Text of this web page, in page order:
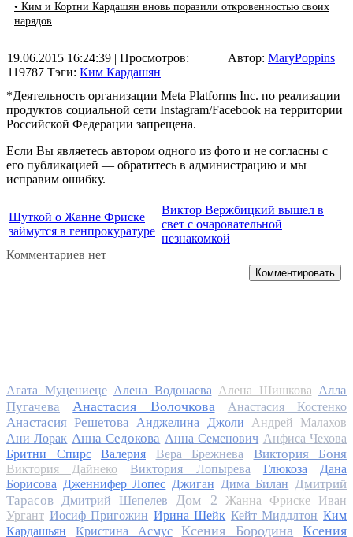
• Ким и Кортни Кардашян вновь поразили откровенностью своих
нарядов
19.06.2015 16:24:39 | Просмотров:
119787 Тэги: Ким Кардашян
Автор: MaryPoppins
*Деятельность организации Meta Platforms Inc. по реализации
продуктов социальной сети Instagram/Facebook на территории
Российской Федерации запрещена.
Если Вы являетесь автором одного из фото и не согласны с
его публикацией — обратитесь в администрацию и мы
исправим ошибку.
Шуткой о Жанне Фриске
займутся в генпрокуратуре
Виктор Вержбицкий вышел в
свет с очаровательной
незнакомкой
Комментариев нет
Комментировать
Агата Муцениеце Алена Водонаева Алена Шишкова Алла
Пугачева
Анастасия Волочкова Анастасия Костенко
Анастасия Решетова Анджелина Джоли Андрей Малахов
Ани Лорак Анна Седокова Анна Семенович Анфиса Чехова
Бритни Спирс
Валерия Вера Брежнева Виктория Боня
Виктория Дайнеко Виктория Лопырева Глюкоза
Дана
Борисова Дженнифер Лопес Джиган Дима Билан Дмитрий
Тарасов Дмитрий Шепелев Дом 2 Жанна Фриске
Иван
Ургант Иосиф Пригожин Ирина Шейк Кейт Миддлтон Ким
Кардашьян
Кристина Асмус Ксения Бородина
Ксения